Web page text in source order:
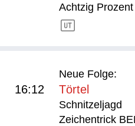
Achtzig
Neue Folge:
16:12 Törtel
Schnitzeljagd
Zeichentrick